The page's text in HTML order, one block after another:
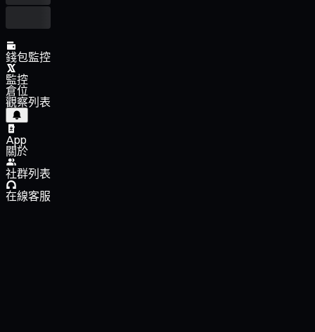
錢包監控
監控
倉位
觀察列表
App
關於
社群列表
在線客服